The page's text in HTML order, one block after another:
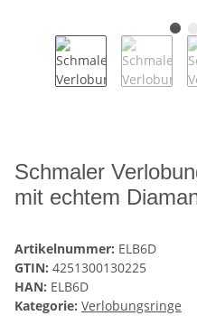
Schmaler
mit echtem
Artikelnummer: ELB6D
GTIN: 4251300130225
HAN: ELB6D
Kategorie: Verlobungsringe